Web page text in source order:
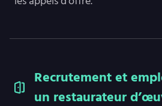
Recrutement et
un restaurateur